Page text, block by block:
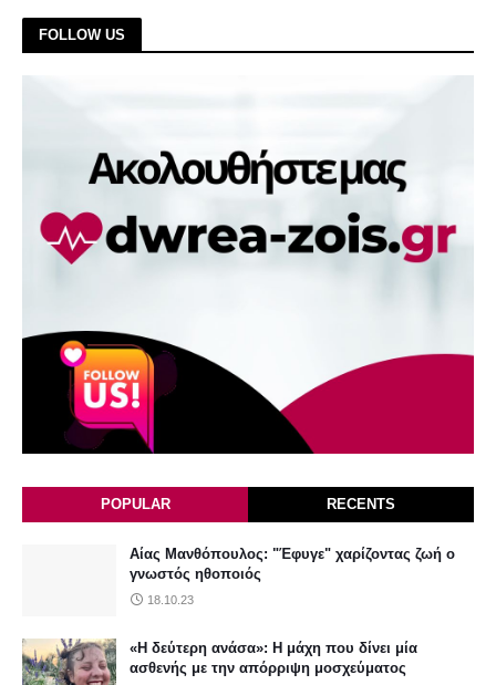
FOLLOW US
POPULAR RECENTS
Αίας Μανθόπουλος: "Έφυγε" χαρίζοντας ζωή ο
γνωστός ηθοποιός
18.10.23
«Η δεύτερη ανάσα»: Η μάχη που δίνει μία
ασθενής με την απόρριψη μοσχεύματος